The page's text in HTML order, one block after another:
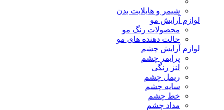
شیمر و هایلایت بدن
لوازم آرایش مو
محصولات رنگ مو
حالت دهنده های مو
لوازم آرایش چشم
پرایمر چشم
لنز رنگی
ریمل چشم
سایه چشم
خط چشم
مداد چشم